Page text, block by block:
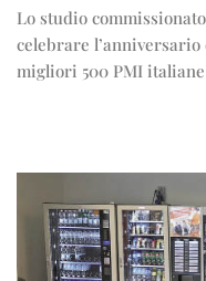
Lo studio
celebrare l’anniversario
migliori 500 PMI